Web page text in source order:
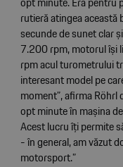
rutieră atingea
secunde de sunet clar
7.200 rpm, motorul își
rpm acul turometrului
interesant model pe
moment”, afirma Röhrl
opt minute în mașina
Acest lucru îți permite
- în general, am văzut
motorsport.”